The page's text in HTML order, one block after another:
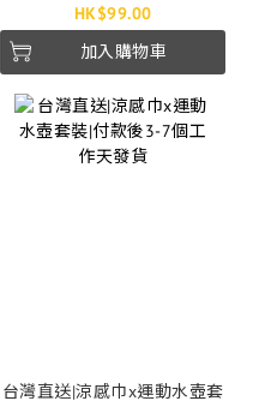
HK$99.00
加入購物車
台灣直送|涼感巾x運動水壺套